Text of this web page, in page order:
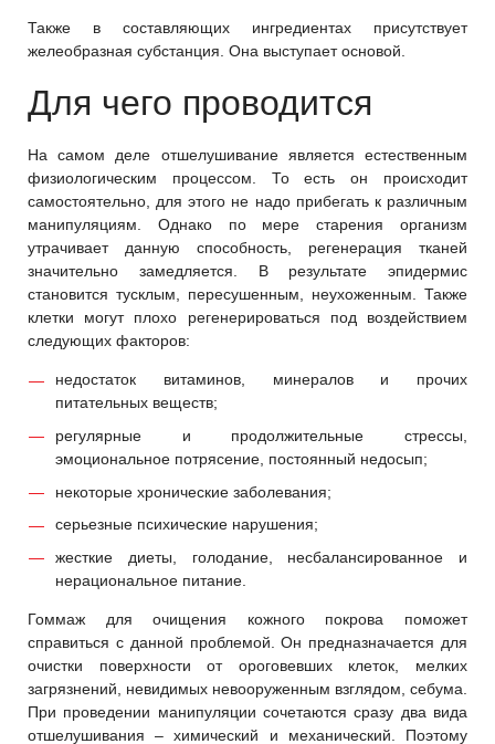
Также в составляющих ингредиентах присутствует
желеобразная субстанция. Она выступает основой.
Для чего проводится
На самом деле отшелушивание является естественным
физиологическим процессом. То есть он происходит
самостоятельно, для этого не надо прибегать к различным
манипуляциям. Однако по мере старения организм
утрачивает данную способность, регенерация тканей
значительно замедляется. В результате эпидермис
становится тусклым, пересушенным, неухоженным. Также
клетки могут плохо регенерироваться под воздействием
следующих факторов:
недостаток витаминов, минералов и прочих
питательных веществ;
регулярные и продолжительные стрессы,
эмоциональное потрясение, постоянный недосып;
некоторые хронические заболевания;
серьезные психические нарушения;
жесткие диеты, голодание, несбалансированное и
нерациональное питание.
Гоммаж для очищения кожного покрова поможет
справиться с данной проблемой. Он предназначается для
очистки поверхности от ороговевших клеток, мелких
загрязнений, невидимых невооруженным взглядом, себума.
При проведении манипуляции сочетаются сразу два вида
отшелушивания – химический и механический. Поэтому